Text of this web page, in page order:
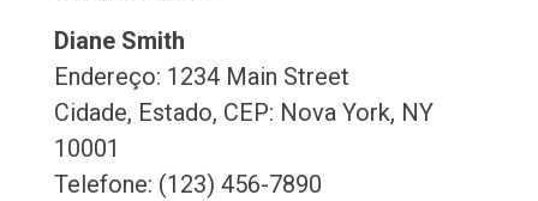
Diane Smith
Endereço: 1234 Main Street
Cidade, Estado, CEP: Nova York, NY
10001
Telefone: (123) 456-7890